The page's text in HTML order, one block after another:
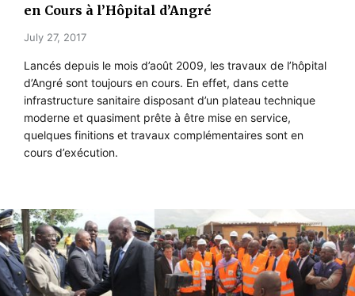
en Cours à l’Hôpital d’Angré
July 27, 2017
Lancés depuis le mois d’août 2009, les travaux de l’hôpital
d’Angré sont toujours en cours. En effet, dans cette
infrastructure sanitaire disposant d’un plateau technique
moderne et quasiment prête à être mise en service,
quelques finitions et travaux complémentaires sont en
cours d’exécution.